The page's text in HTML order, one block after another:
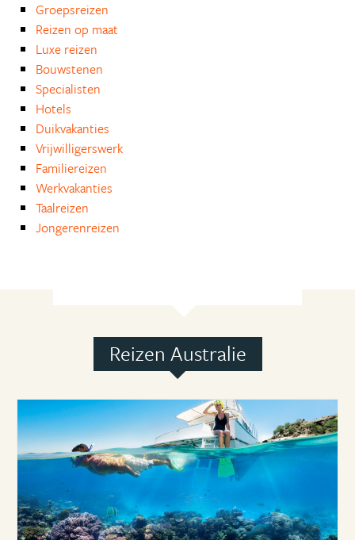
Groepsreizen
Reizen op maat
Luxe reizen
Bouwstenen
Specialisten
Hotels
Duikvakanties
Vrijwilligerswerk
Familiereizen
Werkvakanties
Taalreizen
Jongerenreizen
Reizen Australie